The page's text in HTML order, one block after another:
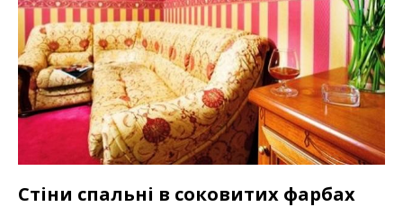
Стіни спальні в соковитих фарбах